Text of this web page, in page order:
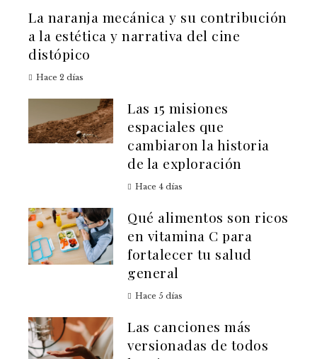
La naranja mecánica y su contribución
a la estética y narrativa del cine
distópico
Hace 2 días
Las 15 misiones
espaciales que
cambiaron la historia
de la exploración
Hace 4 días
Qué alimentos son ricos
en vitamina C para
fortalecer tu salud
general
Hace 5 días
Las canciones más
versionadas de todos